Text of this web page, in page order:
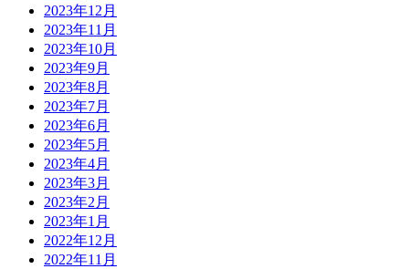
2023年12月
2023年11月
2023年10月
2023年9月
2023年8月
2023年7月
2023年6月
2023年5月
2023年4月
2023年3月
2023年2月
2023年1月
2022年12月
2022年11月